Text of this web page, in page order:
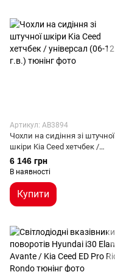
Артикул: AB3894
Чохли на сидіння зі штучної
шкіри Kia Ceed хетчбек /
універсал (06-12 г.в.)
6 146 грн
В наявності
Купити